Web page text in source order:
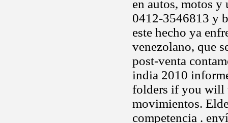
en autos, motos y
0412-3546813 y
este hecho ya
venezolano, que
post-venta
india 2010
folders if you will
movimientos.
competencia .